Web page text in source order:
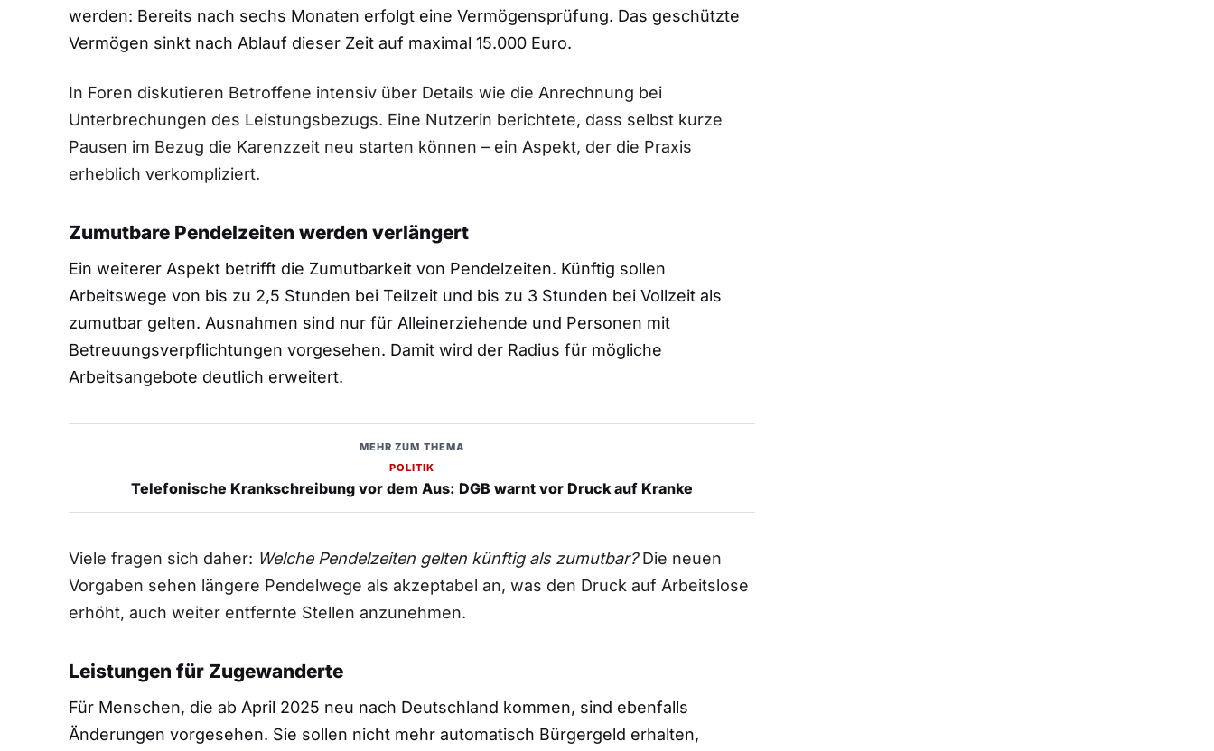
werden: Bereits nach sechs Monaten erfolgt eine Vermögensprüfung. Das geschützte
Vermögen sinkt nach Ablauf dieser Zeit auf maximal 15.000 Euro.
In Foren diskutieren Betroffene intensiv über Details wie die Anrechnung bei
Unterbrechungen des Leistungsbezugs. Eine Nutzerin berichtete, dass selbst kurze
Pausen im Bezug die Karenzzeit neu starten können – ein Aspekt, der die Praxis
erheblich verkompliziert.
Zumutbare Pendelzeiten werden verlängert
Ein weiterer Aspekt betrifft die Zumutbarkeit von Pendelzeiten. Künftig sollen
Arbeitswege von bis zu 2,5 Stunden bei Teilzeit und bis zu 3 Stunden bei Vollzeit als
zumutbar gelten. Ausnahmen sind nur für Alleinerziehende und Personen mit
Betreuungsverpflichtungen vorgesehen. Damit wird der Radius für mögliche
Arbeitsangebote deutlich erweitert.
MEHR ZUM THEMA
POLITIK
Telefonische Krankschreibung vor dem Aus: DGB warnt vor Druck auf Kranke
Viele fragen sich daher: Welche Pendelzeiten gelten künftig als zumutbar?Die neuen
Vorgaben sehen längere Pendelwege als akzeptabel an, was den Druck auf Arbeitslose
erhöht, auch weiter entfernte Stellen anzunehmen.
Leistungen für Zugewanderte
Für Menschen, die ab April 2025 neu nach Deutschland kommen, sind ebenfalls
Änderungen vorgesehen. Sie sollen nicht mehr automatisch Bürgergeld erhalten,